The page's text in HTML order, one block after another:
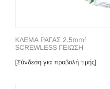
ΚΛΕΜΑ ΡΑΓΑΣ 2.5mm²
SCREWLESS ΓΕΙΩΣΗ
[Σύνδεση για προβολή τιμής]